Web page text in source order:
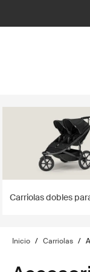
Carriolas dobles
Inicio / Carriolas /